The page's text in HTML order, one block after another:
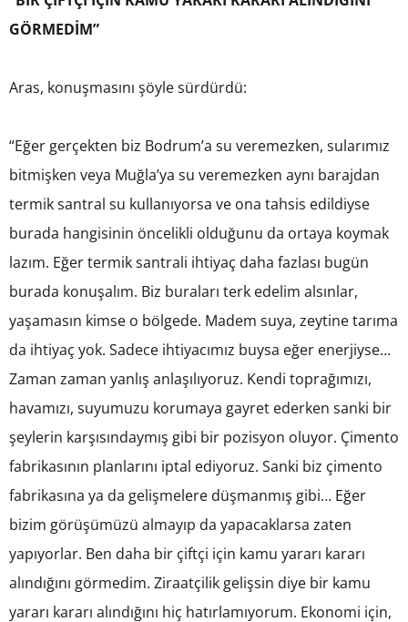
GÖRMEDİM”
Aras, konuşmasını şöyle sürdürdü:
“Eğer gerçekten biz Bodrum’a su veremezken, sularımız
bitmişken veya Muğla’ya su veremezken aynı barajdan
termik santral su kullanıyorsa ve ona tahsis edildiyse
burada hangisinin öncelikli olduğunu da ortaya koymak
lazım. Eğer termik santrali ihtiyaç daha fazlası bugün
burada konuşalım. Biz buraları terk edelim alsınlar,
yaşamasın kimse o bölgede. Madem suya, zeytine tarıma
da ihtiyaç yok. Sadece ihtiyacımız buysa eğer enerjiyse…
Zaman zaman yanlış anlaşılıyoruz. Kendi toprağımızı,
havamızı, suyumuzu korumaya gayret ederken sanki bir
şeylerin karşısındaymış gibi bir pozisyon oluyor. Çimento
fabrikasının planlarını iptal ediyoruz. Sanki biz çimento
fabrikasına ya da gelişmelere düşmanmış gibi… Eğer
bizim görüşümüzü almayıp da yapacaklarsa zaten
yapıyorlar. Ben daha bir çiftçi için kamu yararı kararı
alındığını görmedim. Ziraatçilik gelişsin diye bir kamu
yararı kararı alındığını hiç hatırlamıyorum. Ekonomi için,